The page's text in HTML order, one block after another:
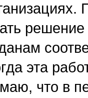
решение
эта
что в